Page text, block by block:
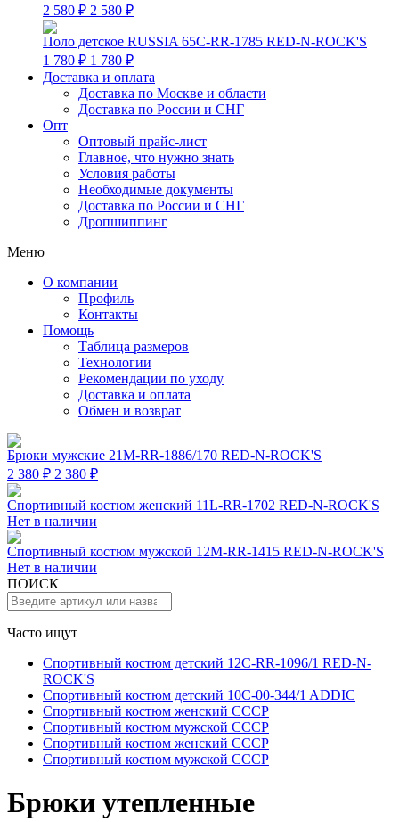
2 580 ₽ 2 580 ₽
Поло детское RUSSIA 65C-RR-1785 RED-N-ROCK'S
1 780 ₽ 1 780 ₽
Доставка и оплата
Доставка по Москве и области
Доставка по России и СНГ
Опт
Оптовый прайс-лист
Главное, что нужно знать
Условия работы
Необходимые документы
Доставка по России и СНГ
Дропшиппинг
Меню
О компании
Профиль
Контакты
Помощь
Таблица размеров
Технологии
Рекомендации по уходу
Доставка и оплата
Обмен и возврат
Брюки мужские 21M-RR-1886/170 RED-N-ROCK'S
2 380 ₽ 2 380 ₽
Спортивный костюм женский 11L-RR-1702 RED-N-ROCK'S
Нет в наличии
Спортивный костюм мужской 12M-RR-1415 RED-N-ROCK'S
Нет в наличии
ПОИСК
Часто ищут
Спортивный костюм детский 12C-RR-1096/1 RED-N-
ROCK'S
Спортивный костюм детский 10C-00-344/1 ADDIC
Спортивный костюм женский СССР
Спортивный костюм мужской СССР
Спортивный костюм женский СССР
Спортивный костюм мужской СССР
Брюки утепленные